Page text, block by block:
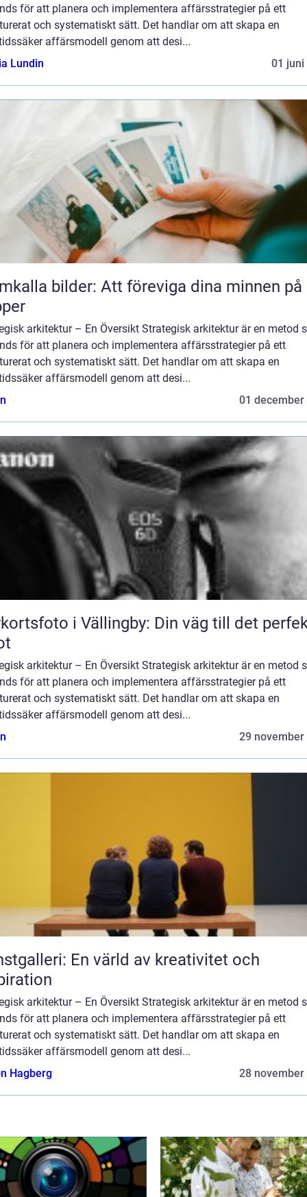
för att planera och implementera affärsstrategier på ett
och systematiskt sätt. Det handlar om att skapa en
affärsmodell genom att desi...
Lundin
01 juni
bilder: Att föreviga dina minnen på
arkitektur – En Översikt Strategisk arkitektur är en metod
för att planera och implementera affärsstrategier på ett
och systematiskt sätt. Det handlar om att skapa en
affärsmodell genom att desi...
01 december
i Vällingby: Din väg till det
arkitektur – En Översikt Strategisk arkitektur är en metod
för att planera och implementera affärsstrategier på ett
och systematiskt sätt. Det handlar om att skapa en
affärsmodell genom att desi...
29 november
En värld av kreativitet och
arkitektur – En Översikt Strategisk arkitektur är en metod
för att planera och implementera affärsstrategier på ett
och systematiskt sätt. Det handlar om att skapa en
affärsmodell genom att desi...
Hagberg
28 november